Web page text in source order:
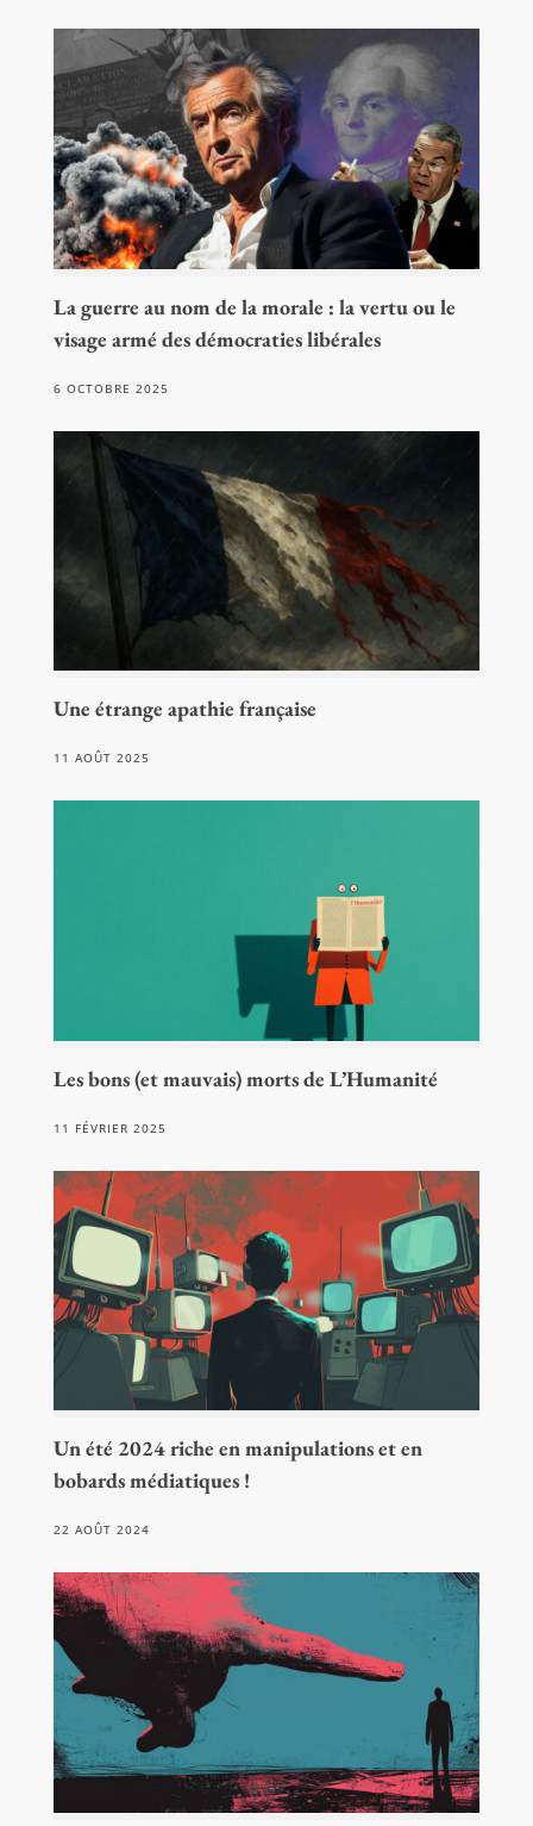
La guerre au nom de la morale : la vertu ou le
visage armé des démocraties libérales
6 OCTOBRE 2025
Une étrange apathie française
11 AOÛT 2025
Les bons (et mauvais) morts de L’Humanité
11 FÉVRIER 2025
Un été 2024 riche en manipulations et en
bobards médiatiques !
22 AOÛT 2024